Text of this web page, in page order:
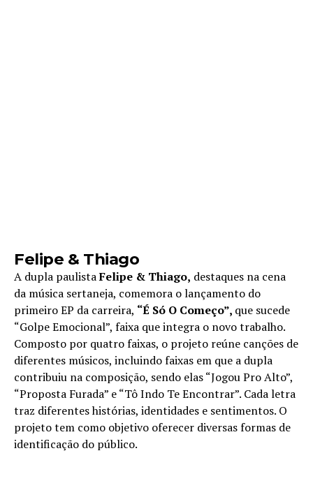
Felipe & Thiago
A dupla paulistaFelipe & Thiago, destaques na cena
da música sertaneja, comemora o lançamento do
primeiro EP da carreira, “É Só O Começo”, que sucede
“Golpe Emocional”, faixa que integra o novo trabalho.
Composto por quatro faixas, o projeto reúne canções de
diferentes músicos, incluindo faixas em que a dupla
contribuiu na composição, sendo elas “Jogou Pro Alto”,
“Proposta Furada” e “Tô Indo Te Encontrar”. Cada letra
traz diferentes histórias, identidades e sentimentos. O
projeto tem como objetivo oferecer diversas formas de
identificação do público.